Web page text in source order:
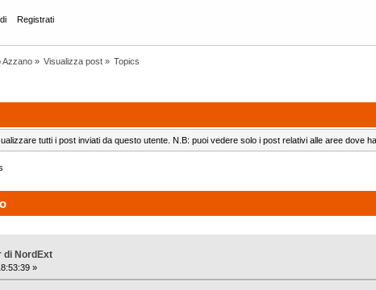
Registrati
Azzano» Visualizza post » Topics
tutti i post inviati da questo utente. N.B: puoi vedere solo i post relativi alle aree dove
di NordExt
»